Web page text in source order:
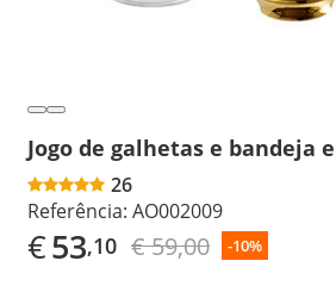
Jogo de galhetas e bandeja
26
Referência: AO002009
€53,10 € 59,00 -10%